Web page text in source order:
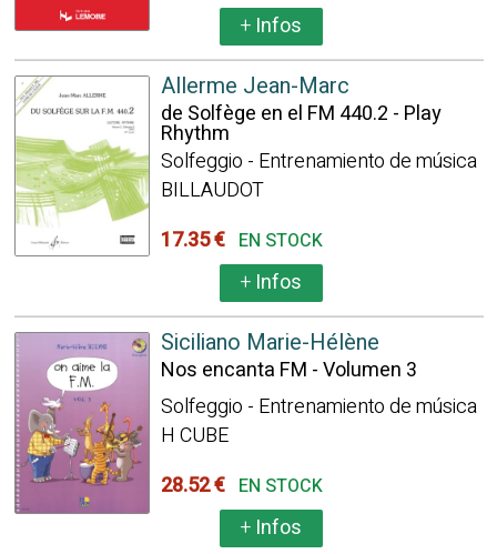
+Infos
Allerme Jean-Marc
de Solfège en el FM 440.2 - Play
Rhythm
Solfeggio - Entrenamiento de música
BILLAUDOT
17.35 € EN STOCK
+Infos
Siciliano Marie-Hélène
Nos encanta FM - Volumen 3
Solfeggio - Entrenamiento de música
H CUBE
28.52 € EN STOCK
+Infos